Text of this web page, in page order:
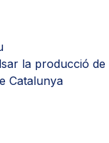
la producció de
Catalunya